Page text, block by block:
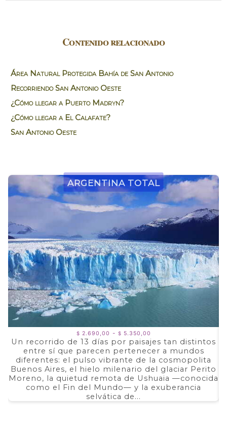
Contenido relacionado
Área Natural Protegida Bahía de San Antonio
Recorriendo San Antonio Oeste
¿Cómo llegar a Puerto Madryn?
¿Cómo llegar a El Calafate?
San Antonio Oeste
Argentina Total
$ 2.690,00 - $ 5.350,00
de
precios:
desde
$ 2.690,00
hasta
$ 5.350,00
Un recorrido de 13 días por paisajes tan distintos
entre sí que parecen pertenecer a mundos
diferentes: el pulso vibrante de la cosmopolita
Buenos Aires, el hielo milenario del glaciar Perito
Moreno, la quietud remota de Ushuaia —conocida
como el Fin del Mundo— y la exuberancia
selvática de...